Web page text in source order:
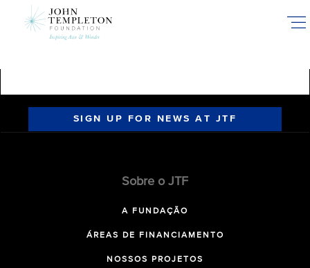
SIGN UP FOR NEWS AT JTF
Sobre o JTF
A FUNDAÇÃO
ÁREAS DE FINANCIAMENTO
NOSSOS PROJETOS